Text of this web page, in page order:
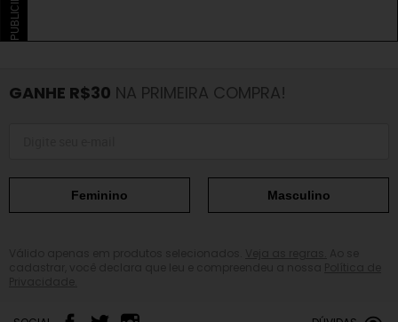
GANHE R$30 NA PRIMEIRA COMPRA!
Feminino Masculino